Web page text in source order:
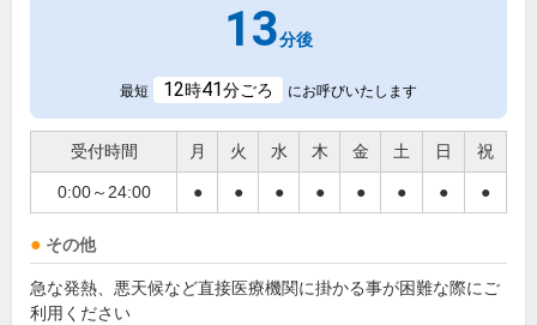
13分後
最短 12時41分ごろ にお呼びいたします
受付時間 月 火 水 木 金 土 日 祝
0:00～24:00 ● ● ● ● ● ● ● ●
その他
急な発熱、悪天候など直接医療機関に掛かる事が困難な際にご
利用ください